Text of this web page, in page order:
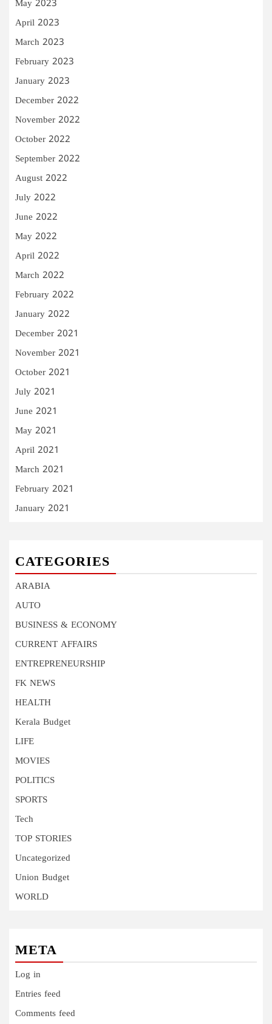
May 2023
April 2023
March 2023
February 2023
January 2023
December 2022
November 2022
October 2022
September 2022
August 2022
July 2022
June 2022
May 2022
April 2022
March 2022
February 2022
January 2022
December 2021
November 2021
October 2021
July 2021
June 2021
May 2021
April 2021
March 2021
February 2021
January 2021
CATEGORIES
ARABIA
AUTO
BUSINESS & ECONOMY
CURRENT AFFAIRS
ENTREPRENEURSHIP
FK NEWS
HEALTH
Kerala Budget
LIFE
MOVIES
POLITICS
SPORTS
Tech
TOP STORIES
Uncategorized
Union Budget
WORLD
META
Log in
Entries feed
Comments feed